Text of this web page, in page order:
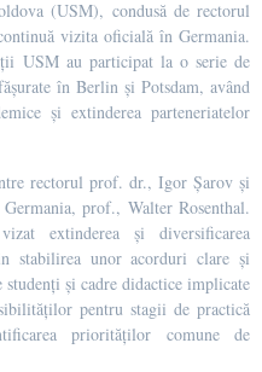
(USM), condusă de rectorul
vizita oficială în Germania.
USM au participat la o serie de
în Berlin și Potsdam, având
și extinderea parteneriatelor
rectorul prof. dr., Igor Șarov și
prof., Walter Rosenthal.
extinderea și diversificarea
stabilirea unor acorduri clare și
și cadre didactice implicate
pentru stagii de practică
priorităților comune de